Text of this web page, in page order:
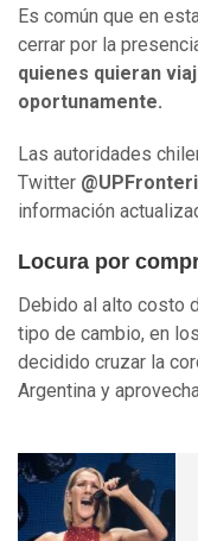
Es común que en
cerrar por la
quienes quieran
oportunamente.
Las autoridades
Twitter
información
Locura por
Debido al alto costo
tipo de cambio, en
decidido cruzar la
Argentina y